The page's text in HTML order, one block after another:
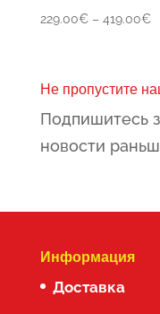
229.00€ – 419.00€
Не пропустите
Подпишитесь
новости
Информация
Доставка